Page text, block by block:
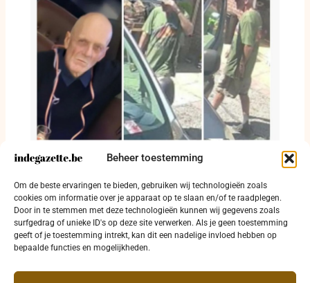
Beheer toestemming
Om de beste ervaringen te bieden, gebruiken wij technologieën zoals
cookies om informatie over je apparaat op te slaan en/of te raadplegen.
Door in te stemmen met deze technologieën kunnen wij gegevens zoals
surfgedrag of unieke ID's op deze site verwerken. Als je geen toestemming
geeft of je toestemming intrekt, kan dit een nadelige invloed hebben op
bepaalde functies en mogelijkheden.
Michel Gaspard nog steeds niet gevonden:
dringende oproep om massaal te delen
29 juli 2026